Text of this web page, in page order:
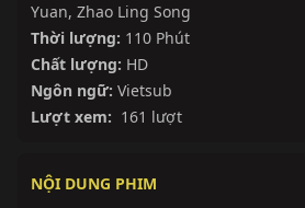
Yuan, Zhao Ling Song
Thời lượng: 110 Phút
Chất lượng: HD
Ngôn ngữ: Vietsub
Lượt xem: 161 lượt
NỘI DUNG PHIM